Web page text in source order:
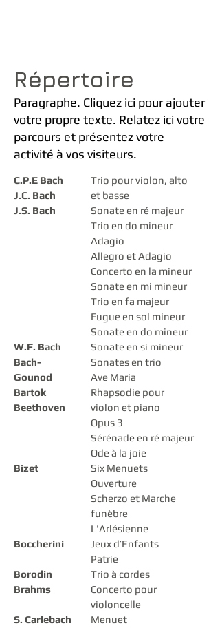
Répertoire
Paragraphe. Cliquez ici pour ajouter
votre propre texte. Relatez ici votre
parcours et présentez votre
activité à vos visiteurs.
C.P.E Bach
J.C. Bach
J.S. Bach
W.F. Bach
Bach-
Gounod
Bartok
Beethoven
Bizet
Boccherini
Borodin
Brahms
S. Carlebach
Trio pour violon, alto
et basse
Sonate en ré majeur
Trio en do mineur
Adagio
Allegro et Adagio
Concerto en la mineur
Sonate en mi mineur
Trio en fa majeur
Fugue en sol mineur
Sonate en do mineur
Sonate en si mineur
Sonates en trio
Ave Maria
Rhapsodie pour
violon et piano
Opus 3
Sérénade en ré majeur
Ode à la joie
Six Menuets
Ouverture
Scherzo et Marche
funèbre
L'Arlésienne
Jeux d’Enfants
Patrie
Trio à cordes
Concerto pour
violoncelle
Menuet